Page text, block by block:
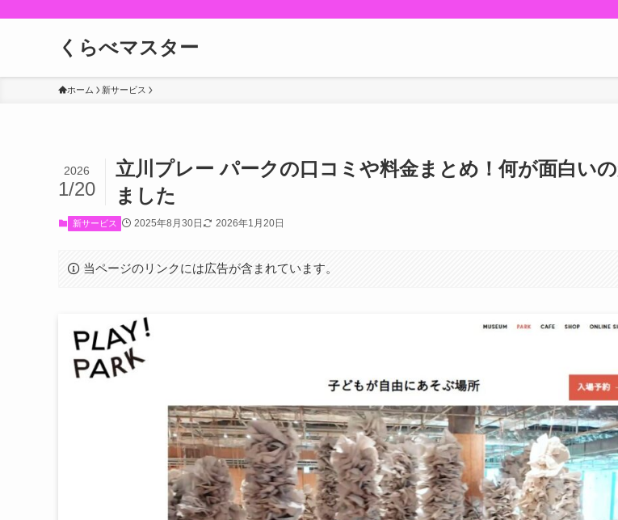
くらべマスター
ホーム 新サービス
立川プレー パークの口コミや料金まとめ！何が面白い
ました
2026
1/20
新サービス 2025年8月30日 2026年1月20日
当ページのリンクには広告が含まれています。